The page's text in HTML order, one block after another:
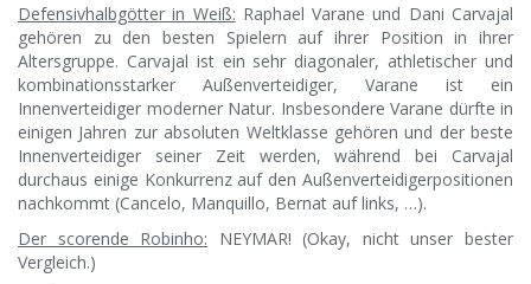
Defensivhalbgötter in Weiß: Raphael Varane und Dani Carvajal
gehören zu den besten Spielern auf ihrer Position in ihrer
Altersgruppe. Carvajal ist ein sehr diagonaler, athletischer und
kombinationsstarker Außenverteidiger, Varane ist ein
Innenverteidiger moderner Natur. Insbesondere Varane dürfte in
einigen Jahren zur absoluten Weltklasse gehören und der beste
Innenverteidiger seiner Zeit werden, während bei Carvajal
durchaus einige Konkurrenz auf den Außenverteidigerpositionen
nachkommt (Cancelo, Manquillo, Bernat auf links, …).
Der scorende Robinho: NEYMAR! (Okay, nicht unser bester
Vergleich.)